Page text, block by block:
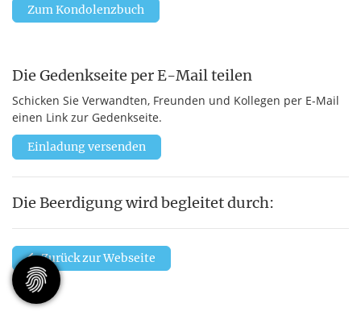
Zum Kondolenzbuch
Die Gedenkseite per E-Mail teilen
Schicken Sie Verwandten, Freunden und Kollegen per E-Mail
einen Link zur Gedenkseite.
Einladung versenden
Die Beerdigung wird begleitet durch:
Zurück zur Webseite